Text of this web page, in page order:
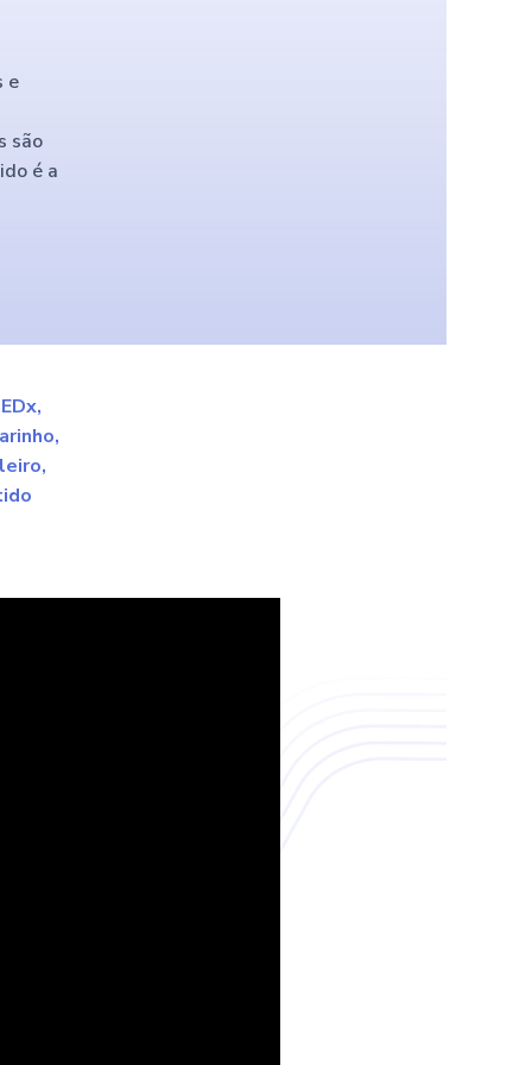
e
são
é a